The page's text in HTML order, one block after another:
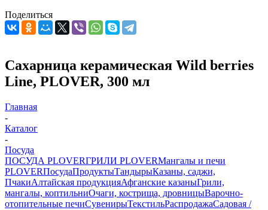
Поделиться
Сахарница керамическая Wild berries
Line, PLOVER, 300 мл
Главная
-
Каталог
-
Посуда
ПОСУДА PLOVERГРИЛИ PLOVERМангалы и печи
PLOVERПосудаПродуктыТандырыКазаны, саджи,
ПчакиАлтайская продукцияАфганские казаныГрили,
мангалы, коптильниОчаги, кострища, дровницыВарочно-
отопительные печиСувенирыТекстильРаспродажаСадовая /